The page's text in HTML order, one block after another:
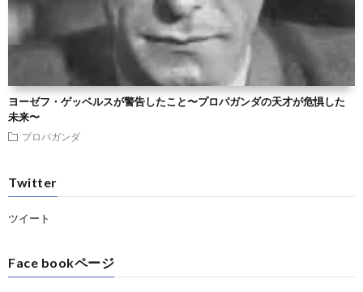
ヨーゼフ・ゲッベルスが警告したこと〜プロパガンダの天才が危惧した
未来〜
プロパガンダ
Twitter
ツイート
Face bookページ